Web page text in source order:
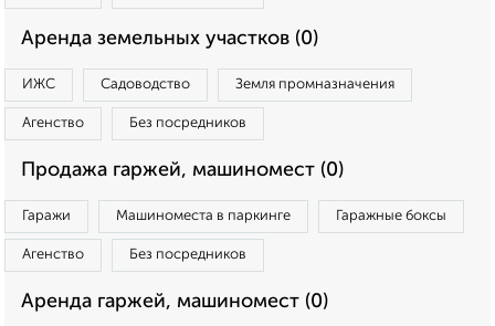
Аренда земельных участков (0)
ИЖС Садоводство Земля промназначения
Агенство Без посредников
Продажа гаржей, машиномест (0)
Гаражи Машиноместа в паркинге Гаражные боксы
Агенство Без посредников
Аренда гаржей, машиномест (0)